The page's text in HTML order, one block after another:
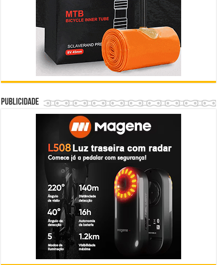
Publicidade